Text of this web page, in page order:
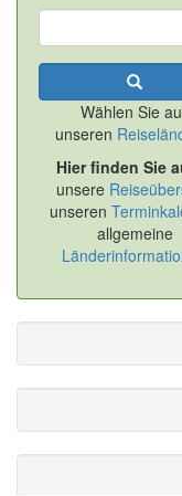
Wählen Sie
unseren
Hier finden Sie
unsere
unseren
allgemeine